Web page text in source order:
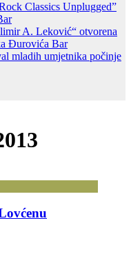
Classics Unplugged”
A. Leković“ otvorena
Đurovića Bar
mladih umjetnika počinje